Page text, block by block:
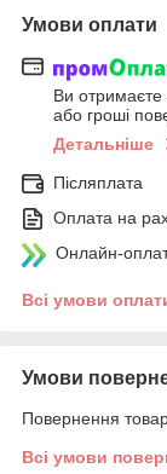
Умови оплати
Ви
або гроші
Детальніше
Післяплата
Оплата на
Онлайн-
Всі умови
Умови
Повернення
Всі умови